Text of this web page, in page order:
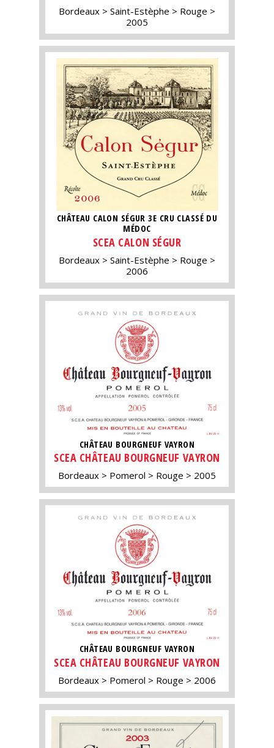
Bordeaux Saint-Estèphe
Rouge
2005
CHÂTEAU CALON SÉGUR 3E CRU CLASSÉ DU
MÉDOC
SCEA CALON SÉGUR
Bordeaux Saint-Estèphe
Rouge
2006
CHÂTEAU BOURGNEUF VAYRON
SCEA CHÂTEAU BOURGNEUF VAYRON
Bordeaux Pomerol Rouge 2005
CHÂTEAU BOURGNEUF VAYRON
SCEA CHÂTEAU BOURGNEUF VAYRON
Bordeaux Pomerol Rouge 2006